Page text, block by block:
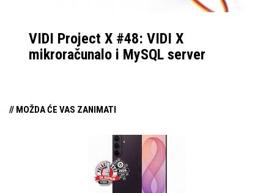
prilagodbom za
uživanje u multimediji.
potencijalne kupce
preklopnog mobitela
koji se možda nisu
VIDI Project X #48: VIDI X
mikroračunalo i MySQL server
// MOŽDA ĆE VAS ZANIMATI